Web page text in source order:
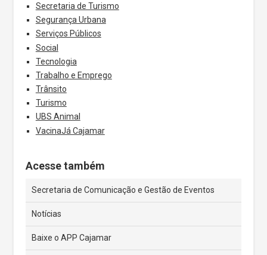
Secretaria de Turismo
Segurança Urbana
Serviços Públicos
Social
Tecnologia
Trabalho e Emprego
Trânsito
Turismo
UBS Animal
VacinaJá Cajamar
Acesse também
Secretaria de Comunicação e Gestão de Eventos
Notícias
Baixe o APP Cajamar